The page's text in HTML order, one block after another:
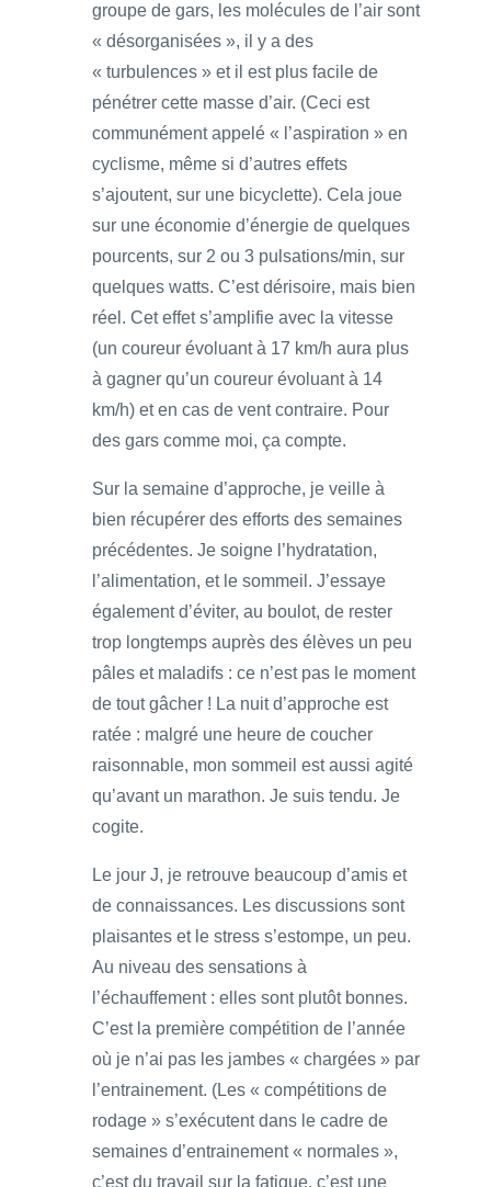
groupe de gars, les molécules de l’air sont
« désorganisées », il y a des
« turbulences » et il est plus facile de
pénétrer cette masse d’air. (Ceci est
communément appelé « l’aspiration » en
cyclisme, même si d’autres effets
s’ajoutent, sur une bicyclette). Cela joue
sur une économie d’énergie de quelques
pourcents, sur 2 ou 3 pulsations/min, sur
quelques watts. C’est dérisoire, mais bien
réel. Cet effet s’amplifie avec la vitesse
(un coureur évoluant à 17 km/h aura plus
à gagner qu’un coureur évoluant à 14
km/h) et en cas de vent contraire. Pour
des gars comme moi, ça compte.
Sur la semaine d’approche, je veille à
bien récupérer des efforts des semaines
précédentes. Je soigne l’hydratation,
l’alimentation, et le sommeil. J’essaye
également d’éviter, au boulot, de rester
trop longtemps auprès des élèves un peu
pâles et maladifs : ce n’est pas le moment
de tout gâcher ! La nuit d’approche est
ratée : malgré une heure de coucher
raisonnable, mon sommeil est aussi agité
qu’avant un marathon. Je suis tendu. Je
cogite.
Le jour J, je retrouve beaucoup d’amis et
de connaissances. Les discussions sont
plaisantes et le stress s’estompe, un peu.
Au niveau des sensations à
l’échauffement : elles sont plutôt bonnes.
C’est la première compétition de l’année
où je n’ai pas les jambes « chargées » par
l’entrainement. (Les « compétitions de
rodage » s’exécutent dans le cadre de
semaines d’entrainement « normales »,
c’est du travail sur la fatigue, c’est une